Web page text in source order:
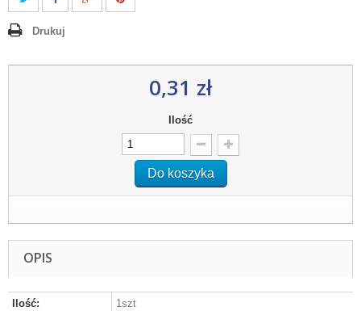
Drukuj
0,31 zł
Ilość
Do koszyka
OPIS
Ilość:
1szt